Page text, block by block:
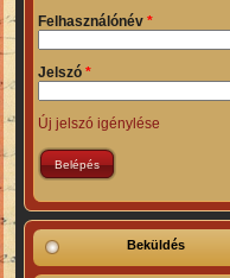
Felhasználónév *
Jelszó *
Új jelszó igénylése
Beküldés